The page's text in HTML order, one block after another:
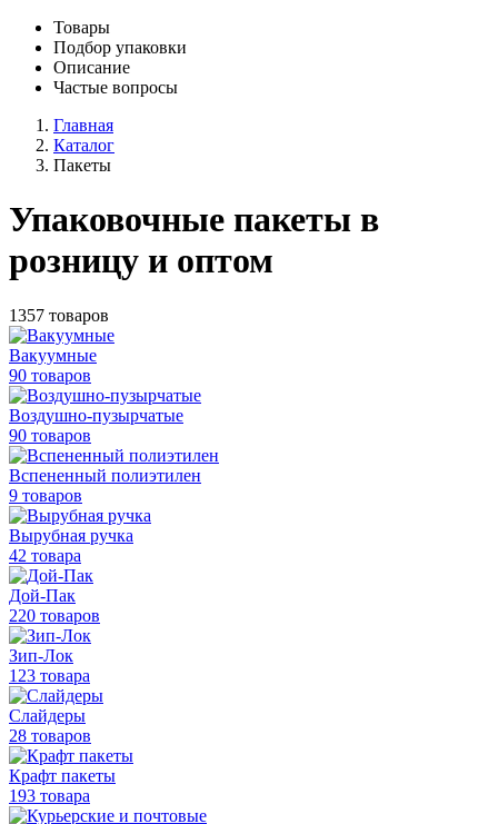
Товары
Подбор упаковки
Описание
Частые вопросы
Главная
Каталог
Пакеты
Упаковочные пакеты в
розницу и оптом
1357 товаров
Вакуумные
90 товаров
Воздушно-пузырчатые
90 товаров
Вспененный полиэтилен
9 товаров
Вырубная ручка
42 товара
Дой-Пак
220 товаров
Зип-Лок
123 товара
Слайдеры
28 товаров
Крафт пакеты
193 товара